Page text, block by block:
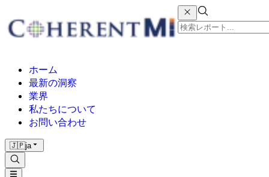
ホーム
最新の洞察
業界
私たちについて
お問い合わせ
🇯🇵ja